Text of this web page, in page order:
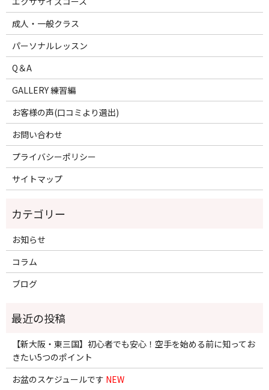
成人・一般クラス
パーソナルレッスン
Q＆A
GALLERY 練習編
お客様の声(口コミより選出)
お問い合わせ
プライバシーポリシー
サイトマップ
お知らせ
コラム
ブログ
【新大阪・東三国】初心者でも安心！空手を始める前に知ってお
きたい5つのポイント
お盆のスケジュールです NEW